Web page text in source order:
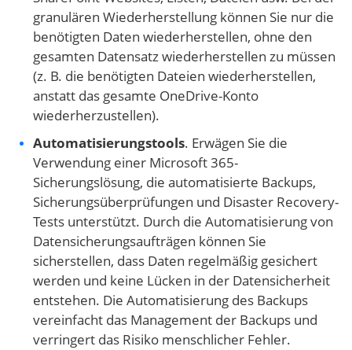
granulären Wiederherstellung können Sie nur die
benötigten Daten wiederherstellen, ohne den
gesamten Datensatz wiederherstellen zu müssen
(z. B. die benötigten Dateien wiederherstellen,
anstatt das gesamte OneDrive-Konto
wiederherzustellen).
Automatisierungstools. Erwägen Sie die
Verwendung einer Microsoft 365-
Sicherungslösung, die automatisierte Backups,
Sicherungsüberprüfungen und Disaster Recovery-
Tests unterstützt. Durch die Automatisierung von
Datensicherungsaufträgen können Sie
sicherstellen, dass Daten regelmäßig gesichert
werden und keine Lücken in der Datensicherheit
entstehen. Die Automatisierung des Backups
vereinfacht das Management der Backups und
verringert das Risiko menschlicher Fehler.